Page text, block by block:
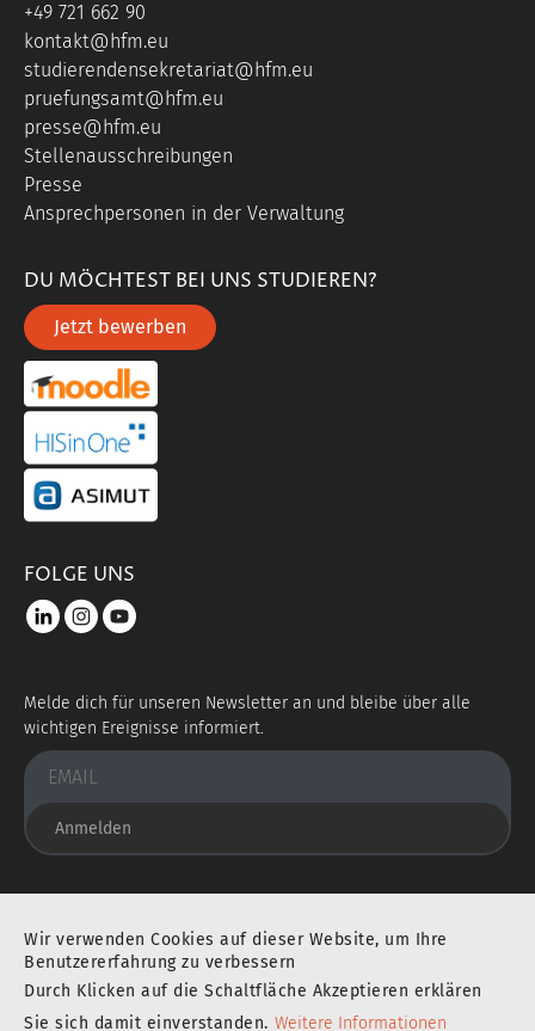
+49 721 662 90
kontakt@hfm.eu
studierendensekretariat@hfm.eu
pruefungsamt@hfm.eu
presse@hfm.eu
Stellenausschreibungen
Presse
Ansprechpersonen in der Verwaltung
DU MÖCHTEST BEI UNS STUDIEREN?
Jetzt bewerben
portal link moddle
portal link hisinone
portal link asimut
FOLGE UNS
LinkedIninstagram
youtube
Melde dich für unseren Newsletter an und bleibe über alle
wichtigen Ereignisse informiert.
Anmelden
Sie befinden sich an einem ausgezeichneten Ort
IMPRESSUM DATENSCHUTZERKLÄRUNG
Wir verwenden Cookies auf dieser Website, um Ihre
Benutzererfahrung zu verbessern
Durch Klicken auf die Schaltfläche Akzeptieren erklären
Sie sich damit einverstanden. Weitere Informationen